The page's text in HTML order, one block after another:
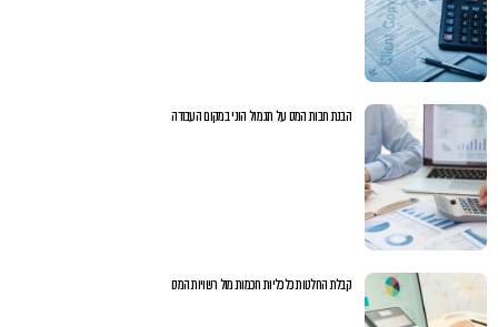
הבנת חבות המס על תגמול הוני במקום העבודה
קבלת החלטות כלכליות חכמות מול רשויות המס